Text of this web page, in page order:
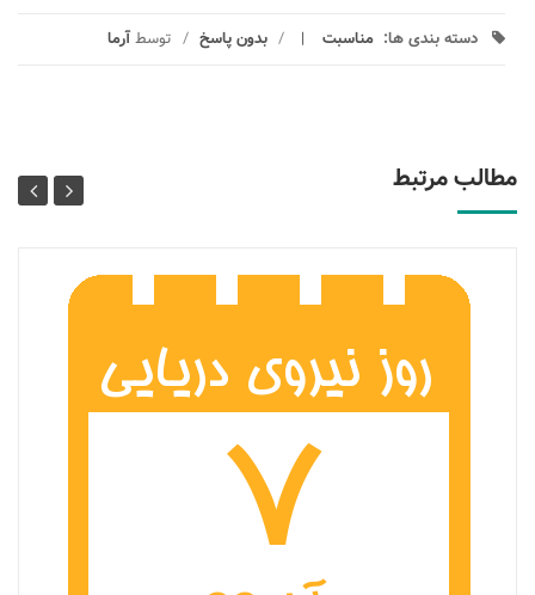
دسته بندی ها: مناسبت / بدون پاسخ / توسطآرما
مطالب مرتبط